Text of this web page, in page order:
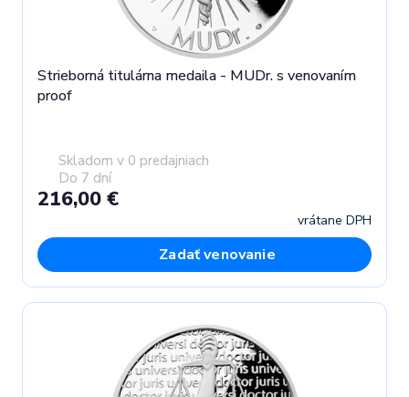
Strieborná titulárna medaila - MUDr. s venovaním
proof
Skladom v 0 predajniach
Do 7 dní
216,00 €
vrátane DPH
Zadať venovanie